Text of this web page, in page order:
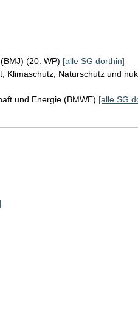
(20. WP) [alle SG dorthin]
Klimaschutz, Naturschutz und
und Energie (BMWE) [alle SG